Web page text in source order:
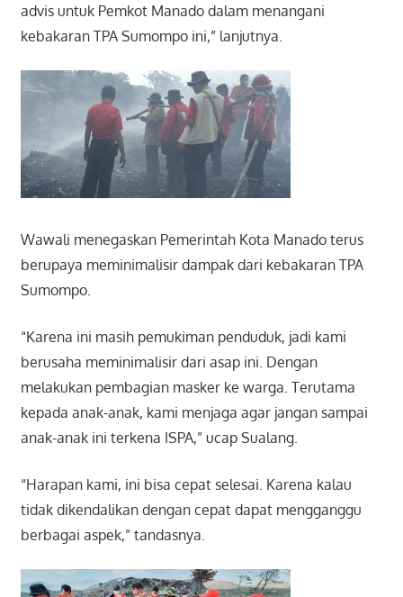
advis untuk Pemkot Manado dalam menangani
kebakaran TPA Sumompo ini,” lanjutnya.
Wawali menegaskan Pemerintah Kota Manado terus
berupaya meminimalisir dampak dari kebakaran TPA
Sumompo.
“Karena ini masih pemukiman penduduk, jadi kami
berusaha meminimalisir dari asap ini. Dengan
melakukan pembagian masker ke warga. Terutama
kepada anak-anak, kami menjaga agar jangan sampai
anak-anak ini terkena ISPA,” ucap Sualang.
“Harapan kami, ini bisa cepat selesai. Karena kalau
tidak dikendalikan dengan cepat dapat mengganggu
berbagai aspek,” tandasnya.